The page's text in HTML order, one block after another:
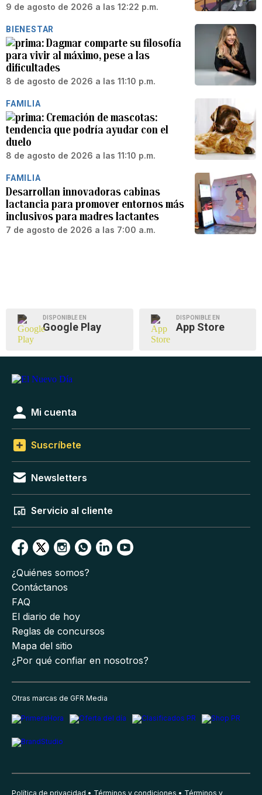
9 de agosto de 2026 a las 12:22 p.m.
BIENESTAR
Dagmar comparte su filosofía
para vivir al máximo, pese a las
dificultades
8 de agosto de 2026 a las 11:10 p.m.
FAMILIA
Cremación de mascotas:
tendencia que podría ayudar con el
duelo
8 de agosto de 2026 a las 11:10 p.m.
FAMILIA
Desarrollan innovadoras cabinas
lactancia para promover entornos más
inclusivos para madres lactantes
7 de agosto de 2026 a las 7:00 a.m.
DISPONIBLE EN
Google Play
DISPONIBLE EN
App Store
Mi cuenta
Suscríbete
Newsletters
Servicio al cliente
¿Quiénes somos?
Contáctanos
FAQ
El diario de hoy
Reglas de concursos
Mapa del sitio
¿Por qué confiar en nosotros?
Otras marcas de GFR Media
Política de privacidad Términos y condiciones Términos y